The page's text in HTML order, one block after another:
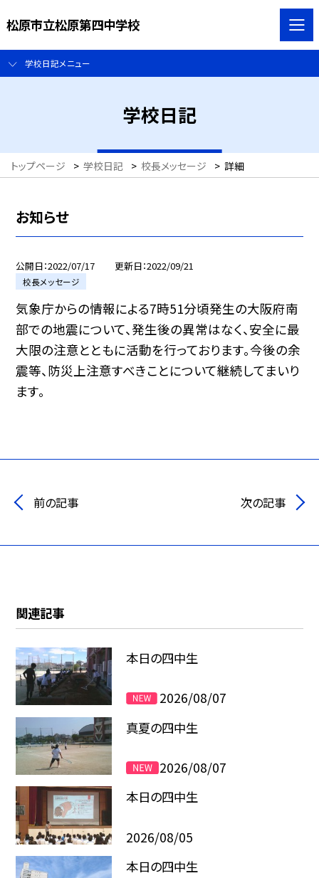
松原市立松原第四中学校
学校日記メニュー
学校日記
トップページ > 学校日記 > 校長メッセージ > 詳細
お知らせ
公開日 2022/07/17 更新日 2022/09/21
校長メッセージ
気象庁からの情報による7時51分頃発生の大阪府南
部での地震について、発生後の異常はなく、安全に最
大限の注意とともに活動を行っております。今後の余
震等、防災上注意すべきことについて継続してまいり
ます。
前の記事 次の記事
関連記事
本日の四中生
2026/08/07
真夏の四中生
2026/08/07
本日の四中生
2026/08/05
本日の四中生